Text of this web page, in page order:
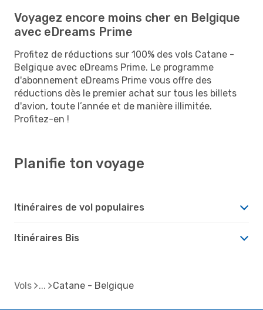
Voyagez encore moins cher en Belgique
avec eDreams Prime
Profitez de réductions sur 100% des vols Catane -
Belgique avec eDreams Prime. Le programme
d'abonnement eDreams Prime vous offre des
réductions dès le premier achat sur tous les billets
d'avion, toute l’année et de manière illimitée.
Profitez-en !
Planifie ton voyage
Itinéraires de vol populaires
Itinéraires Bis
Vols Catane - Belgique